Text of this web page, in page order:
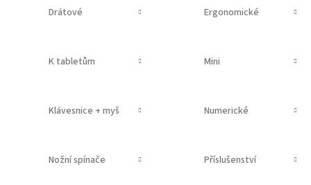
Drátové Ergonomické
K tabletům Mini
Klávesnice + myš Numerické
Nožní spínače Příslušenství